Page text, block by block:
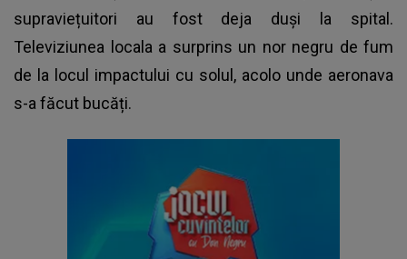
supraviețuitori au fost deja duși la spital.
Televiziunea locala a surprins un nor negru de fum
de la locul impactului cu solul, acolo unde aeronava
s-a făcut bucăți.